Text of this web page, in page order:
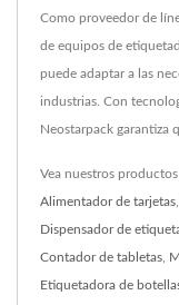
Como proveedor de
de equipos de
puede adaptar a las
industrias. Con
Neostarpack garantiza
Vea nuestros
Alimentador de tarjetas,
Dispensador de
Contador de tabletas,
Etiquetadora de